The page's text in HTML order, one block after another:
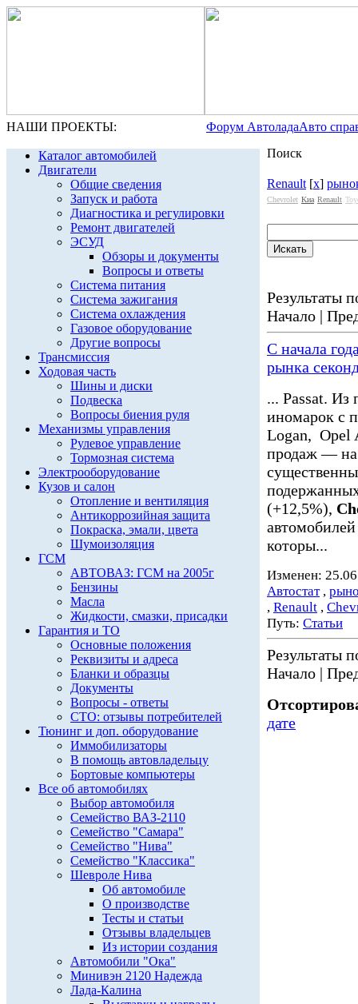
НАШИ ПРОЕКТЫ: Форум АвтоладаАвто
Каталог автомобилей
Двигатели
Общие сведения
Запуск и работа
Диагностика и регулировки
Ремонт двигателей
ЭСУД
Обзоры и документы
Вопросы и ответы
Система питания
Система зажигания
Система охлаждения
Газовое оборудование
Другие вопросы
Трансмиссия
Ходовая часть
Шины и диски
Подвеска
Вопросы биения руля
Механизмы управления
Рулевое управление
Тормозная система
Электрооборудование
Кузов и салон
Отопление и вентиляция
Антикоррозийная защита
Покраска, эмали, цвета
Шумоизоляция
ГСМ
АВТОВАЗ: ГСМ на 2005г
Бензины
Масла
Жидкости, смазки, присадки
Гарантия и ТО
Основные положения
Реквизиты и адреса
Бланки и образцы
Документы
Вопросы - ответы
СТО: отзывы потребителей
Тюнинг и доп. оборудование
Иммобилизаторы
В помощь автовладельцу
Бортовые компьютеры
Все об автомобилях
Выбор автомобиля
Семейство ВАЗ-2110
Семейство "Самара"
Семейство "Нива"
Семейство "Классика"
Шевроле Нива
Об автомобиле
О производстве
Тесты и статьи
Отзывы владельцев
Из истории создания
Автомобили "Ока"
Минивэн 2120 Надежда
Лада-Калина
Поиск
Renault [x]
Chevrolet Kиа Renault
Результаты
Начало |
С начала
рынка
... Passat. Из
иномарок с
Logan, Opel
продаж — на
(+12,5%),
которы...
Изменен:
Автостат,
, Renault ,
Путь: Статьи
Результаты
Начало |
дате